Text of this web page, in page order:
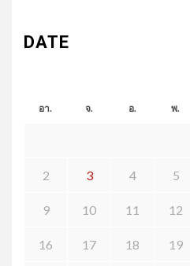
DATE
อา. จ. อ. พ.
2 3 4 5
9 10 11 12
16 17 18 19